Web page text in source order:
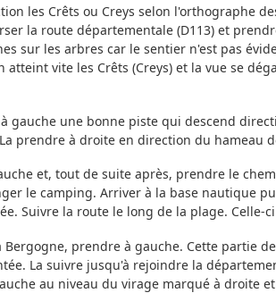
les Crêts ou Creys selon l'orthographe
la route départementale (D113) et
sur les arbres car le sentier n'est pas
atteint vite les Crêts (Creys) et la vue se
gauche une bonne piste qui descend
prendre à droite en direction du hameau
et, tout de suite après, prendre le
le camping. Arriver à la base nautique
Suivre la route le long de la plage. Celle-
prendre à gauche. Cette partie
La suivre jusqu'à rejoindre la
au niveau du virage marqué à droite